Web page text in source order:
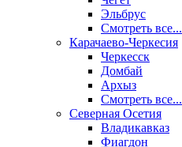
Эльбрус
Смотреть все...
Карачаево-Черкесия
Черкесск
Домбай
Архыз
Смотреть все...
Северная Осетия
Владикавказ
Фиагдон